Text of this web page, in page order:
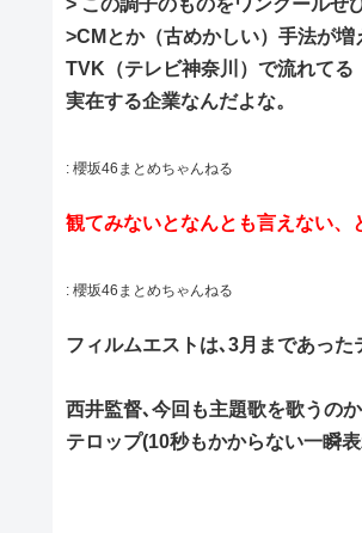
> この調子のものをワンクールぜ
>CMとか（古めかしい）手法が増
TVK（テレビ神奈川）で流れてる
実在する企業なんだよな。
: 櫻坂46まとめちゃんねる
観てみないとなんとも言えない、
: 櫻坂46まとめちゃんねる
フィルムエストは､3月まであった
西井監督､今回も主題歌を歌うの
テロップ(10秒もかからない一瞬